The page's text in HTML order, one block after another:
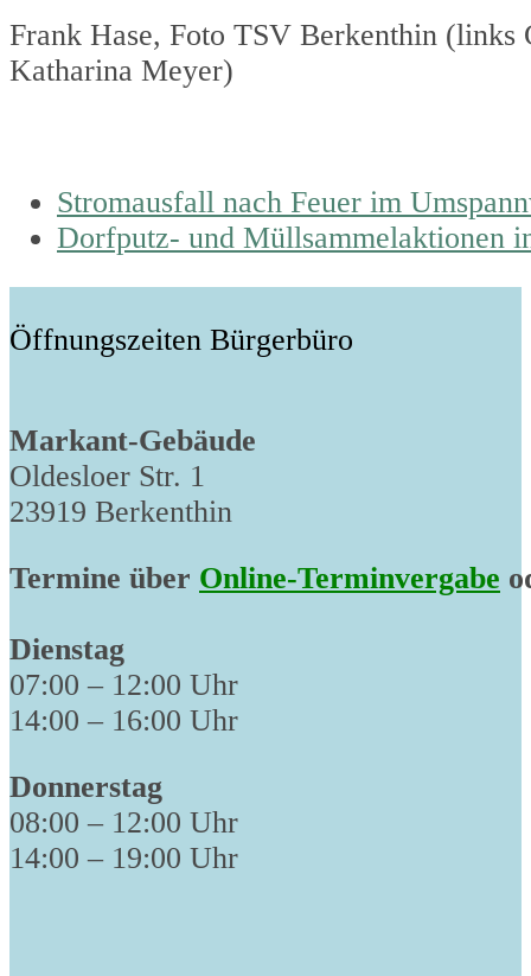
Frank Hase, Foto TSV Berkenthin
Katharina Meyer)
previous
post:
Stromausfall nach Feuer im
next
Dorfputz- und Müllsammelaktionen
Öffnungszeiten Bürgerbüro
Markant-Gebäude
Oldesloer Str. 1
23919 Berkenthin
Termine über Online-Terminvergabe
Dienstag
07:00 – 12:00 Uhr
14:00 – 16:00 Uhr
Donnerstag
08:00 – 12:00 Uhr
14:00 – 19:00 Uhr